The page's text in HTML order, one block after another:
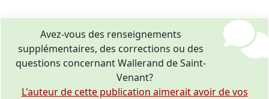
Avez-vous des renseignements
supplémentaires, des corrections ou des
questions concernant Wallerand de Saint-
Venant?
L'auteur de cette publication aimerait avoir de vos